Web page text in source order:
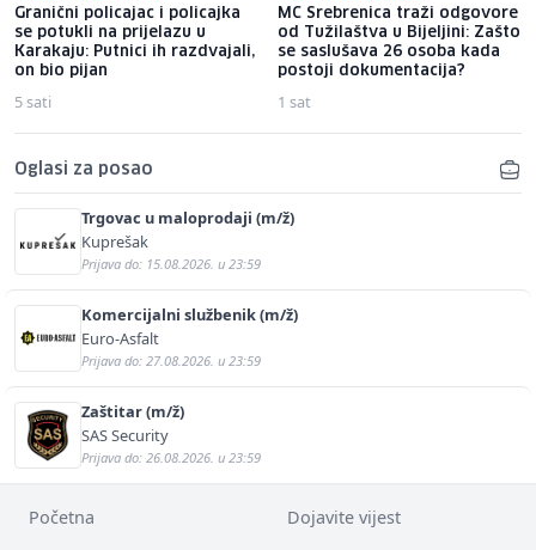
Granični policajac i policajka
se potukli na prijelazu u
Karakaju: Putnici ih razdvajali,
on bio pijan
5 sati
MC Srebrenica traži odgovore
od Tužilaštva u Bijeljini: Zašto
se saslušava 26 osoba kada
postoji dokumentacija?
1 sat
Oglasi za posao
Trgovac u maloprodaji (m/ž)
Kuprešak
Prijava do: 15.08.2026. u 23:59
Komercijalni službenik (m/ž)
Euro-Asfalt
Prijava do: 27.08.2026. u 23:59
Zaštitar (m/ž)
SAS Security
Prijava do: 26.08.2026. u 23:59
Početna Dojavite vijest